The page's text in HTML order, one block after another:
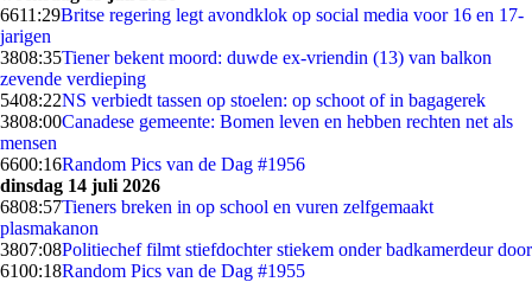
6611:29Britse regering legt avondklok op social media voor 16 en 17-
jarigen
3808:35Tiener bekent moord: duwde ex-vriendin (13) van balkon
zevende verdieping
5408:22NS verbiedt tassen op stoelen: op schoot of in bagagerek
3808:00Canadese gemeente: Bomen leven en hebben rechten net als
mensen
6600:16Random Pics van de Dag #1956
dinsdag 14 juli 2026
6808:57Tieners breken in op school en vuren zelfgemaakt
plasmakanon
3807:08Politiechef filmt stiefdochter stiekem onder badkamerdeur door
6100:18Random Pics van de Dag #1955